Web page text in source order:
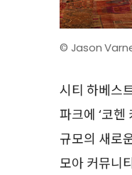
© Jason
시티 하베스
파크에 ‘코
규모의 새로
모아 커뮤니